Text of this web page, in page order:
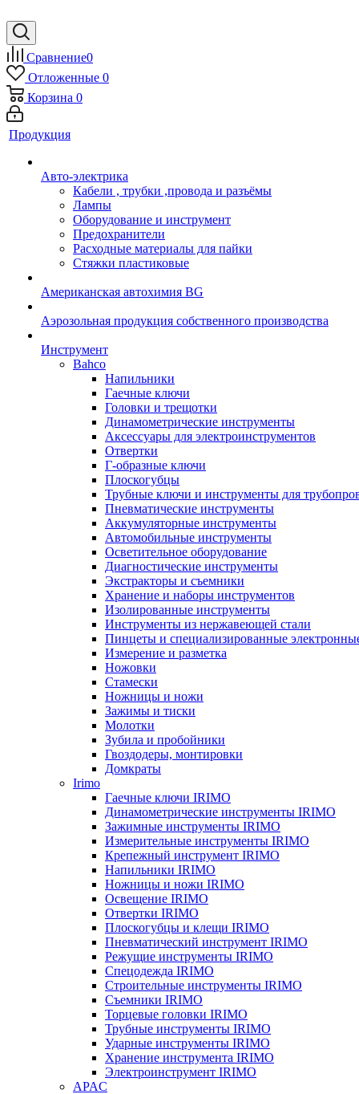
Сравнение0
Отложенные 0
Корзина 0
Продукция
Авто-электрика
Кабели , трубки ,провода и разъёмы
Лампы
Оборудование и инструмент
Предохранители
Расходные материалы для пайки
Стяжки пластиковые
Американская автохимия BG
Аэрозольная продукция собственного производства
Инструмент
Bahco
Напильники
Гаечные ключи
Головки и трещотки
Динамометрические инструменты
Аксессуары для электроинструментов
Отвертки
Г-образные ключи
Плоскогубцы
Трубные ключи и инструменты для
Пневматические инструменты
Аккумуляторные инструменты
Автомобильные инструменты
Осветительное оборудование
Диагностические инструменты
Экстракторы и съемники
Хранение и наборы инструментов
Изолированные инструменты
Инструменты из нержавеющей стали
Пинцеты и специализированные
Измерение и разметка
Ножовки
Стамески
Ножницы и ножи
Зажимы и тиски
Молотки
Зубила и пробойники
Гвоздодеры, монтировки
Домкраты
Irimo
Гаечные ключи IRIMO
Динамометрические инструменты IRIMO
Зажимные инструменты IRIMO
Измерительные инструменты IRIMO
Крепежный инструмент IRIMO
Напильники IRIMO
Ножницы и ножи IRIMO
Освещение IRIMO
Отвертки IRIMO
Плоскогубцы и клещи IRIMO
Пневматический инструмент IRIMO
Режущие инструменты IRIMO
Спецодежда IRIMO
Строительные инструменты IRIMO
Съемники IRIMO
Торцевые головки IRIMO
Трубные инструменты IRIMO
Ударные инструменты IRIMO
Хранение инструмента IRIMO
Электроинструмент IRIMO
APAC